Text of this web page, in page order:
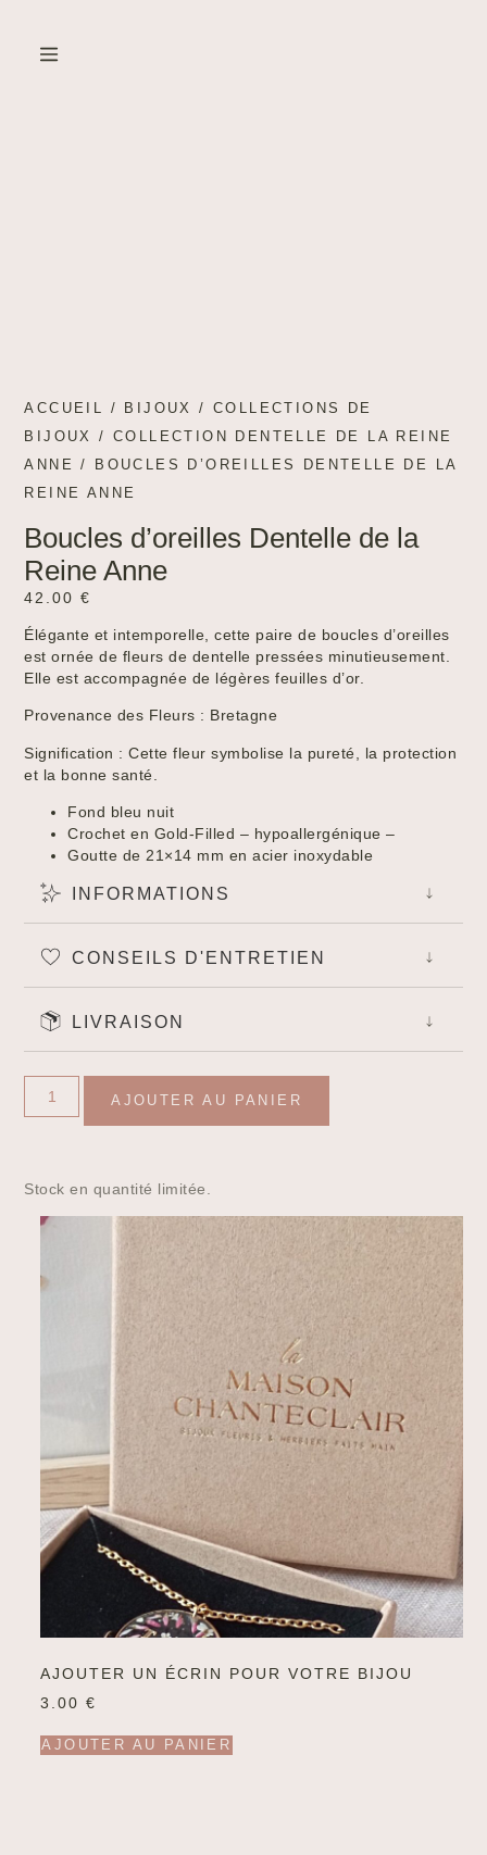
ACCUEIL / BIJOUX /COLLECTIONS DE
BIJOUX
/ COLLECTION DENTELLE DE LA REINE
ANNE / BOUCLES D’OREILLES DENTELLE DE LA
REINE ANNE
Boucles d’oreilles Dentelle de la
Reine Anne
42.00€
Élégante et intemporelle, cette paire de boucles d’oreilles
est ornée de fleurs de dentelle pressées minutieusement.
Elle est accompagnée de légères feuilles d’or.
Provenance des Fleurs : Bretagne
Signification : Cette fleur symbolise la pureté, la protection
et la bonne santé.
Fond bleu nuit
Crochet en Gold-Filled – hypoallergénique –
Goutte de 21×14 mm en acier inoxydable
INFORMATIONS
CONSEILS D'ENTRETIEN
LIVRAISON
AJOUTER AU PANIER
Stock en quantité limitée.
AJOUTER UN ÉCRIN POUR VOTRE BIJOU
3.00€
AJOUTER AU PANIER